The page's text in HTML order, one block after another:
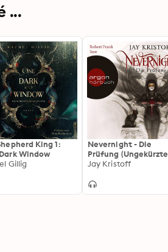
...
King 1:
Window
Gillig
Nevernight - Die
Prüfung (Ungekürzte
Lesung)
Jay Kristoff